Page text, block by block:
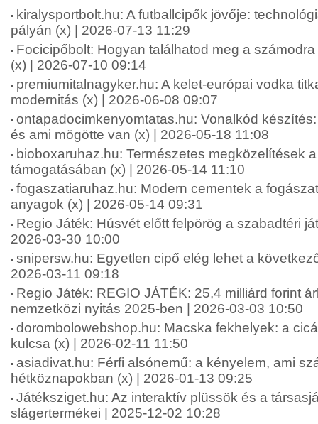
kiralysportbolt.hu: A futballcipők jövője:
pályán (x) | 2026-07-13 11:29
Focicipőbolt: Hogyan találhatod meg a
(x) | 2026-07-10 09:14
premiumitalnagyker.hu: A kelet-európai vodka
modernitás (x) | 2026-06-08 09:07
ontapadocimkenyomtatas.hu: Vonalkód
és ami mögötte van (x) | 2026-05-18 11:08
bioboxaruhaz.hu: Természetes megközelítések
támogatásában (x) | 2026-05-14 11:10
fogaszatiaruhaz.hu: Modern cementek a
anyagok (x) | 2026-05-14 09:31
Regio Játék: Húsvét előtt felpörög a szabadtéri
2026-03-30 10:00
snipersw.hu: Egyetlen cipő elég lehet a
2026-03-11 09:18
Regio Játék: REGIO JÁTÉK: 25,4 milliárd forint
nemzetközi nyitás 2025-ben | 2026-03-03 10:50
dorombolowebshop.hu: Macska fekhelyek: a
kulcsa (x) | 2026-02-11 11:50
asiadivat.hu: Férfi alsónemű: a kényelem, ami
hétköznapokban (x) | 2026-01-13 09:25
Játéksziget.hu: Az interaktív plüssök és a
slágertermékei | 2025-12-02 10:28